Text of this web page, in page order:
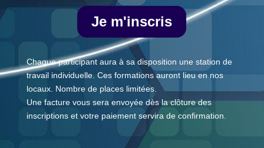
Je m'inscris
Chaque participant aura à sa disposition une station de
travail individuelle. Ces formations auront lieu en nos
locaux. Nombre de places limitées.
Une facture vous sera envoyée dès la clôture des
inscriptions et votre paiement servira de confirmation.